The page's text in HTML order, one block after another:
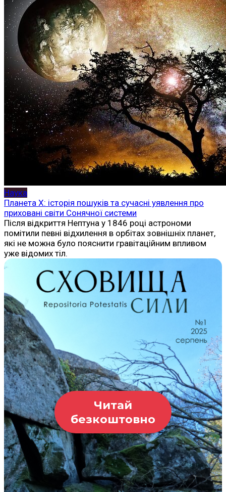
Наука
Планета X: історія пошуків та сучасні уявлення про
приховані світи Сонячної системи
Після відкриття Нептуна у 1846 році астрономи
помітили певні відхилення в орбітах зовнішніх планет,
які не можна було пояснити гравітаційним впливом
уже відомих тіл.
Читай
безкоштовно